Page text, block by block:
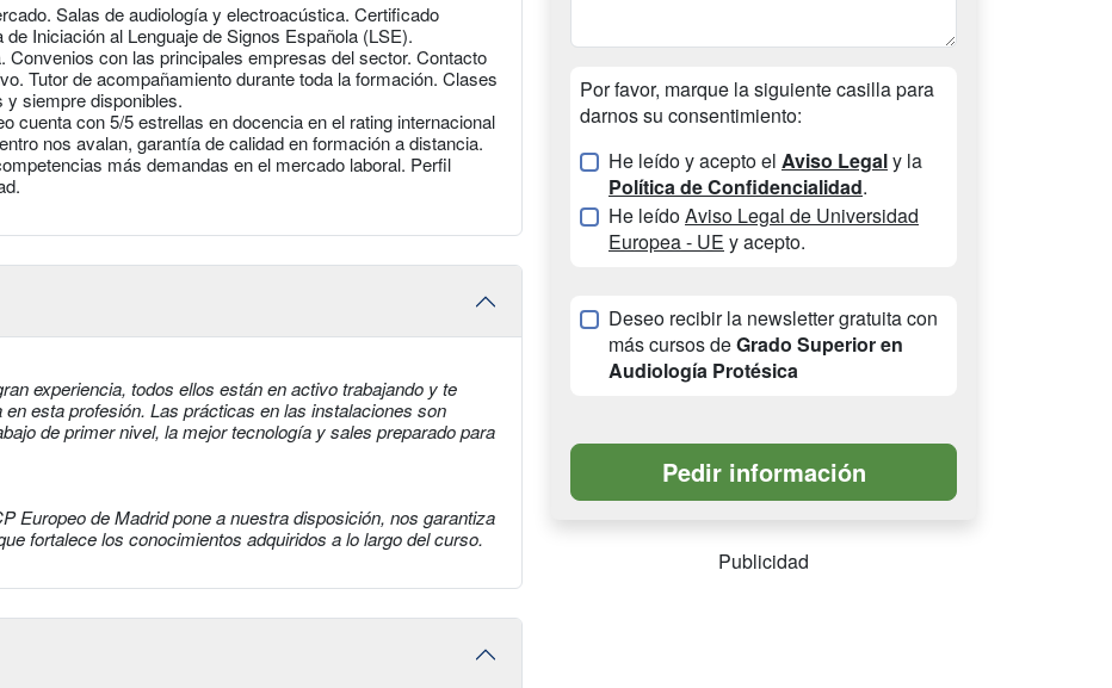
Salas de audiología y electroacústica. Certificado
Iniciación al Lenguaje de Signos Española (LSE).
Convenios con las principales empresas del sector. Contacto
Tutor de acompañamiento durante toda la formación. Clases
y siempre disponibles.
cuenta con 5/5 estrellas en docencia en el rating internacional
nos avalan, garantía de calidad en formación a distancia.
más demandas en el mercado laboral. Perfil
experiencia, todos ellos están en activo trabajando y te
esta profesión. Las prácticas en las instalaciones son
de primer nivel, la mejor tecnología y sales preparado para
Europeo de Madrid pone a nuestra disposición, nos garantiza
fortalece los conocimientos adquiridos a lo largo del curso.
Por favor, marque la siguiente casilla para
darnos su consentimiento:
He leído y acepto el Aviso Legaly la
Política de Confidencialidad.
He leídoAviso Legal de Universidad
Europea - UE y acepto.
Deseo recibir la newsletter gratuita con
más cursos deGrado Superior en
Audiología Protésica
Publicidad